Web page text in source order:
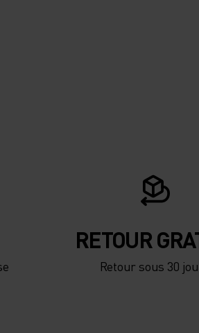
RETOUR
Retour sous 30